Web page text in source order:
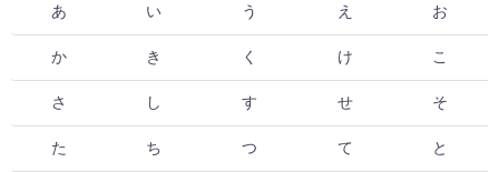
あ い う え お
か き く け こ
さ し す せ そ
た ち つ て と